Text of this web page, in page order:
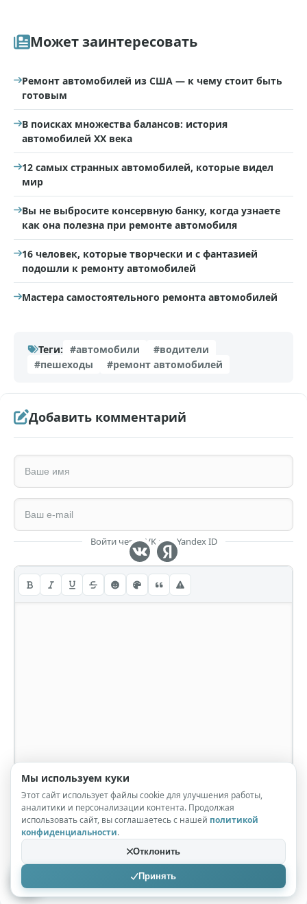
Может заинтересовать
Ремонт автомобилей из США — к чему стоит быть
готовым
В поисках множества балансов: история
автомобилей XX века
12 самых странных автомобилей, которые видел
мир
Вы не выбросите консервную банку, когда узнаете
как она полезна при ремонте автомобиля
16 человек, которые творчески и с фантазией
подошли к ремонту автомобилей
Мастера самостоятельного ремонта автомобилей
Теги: #автомобили
#водители
#пешеходы
#ремонт автомобилей
Добавить комментарий
Войти через VK или Yandex ID
Отправить
Мы используем куки
Этот сайт использует файлы cookie для улучшения работы,
аналитики и персонализации контента. Продолжая
использовать сайт, вы соглашаетесь с нашей политикой
конфиденциальности.
Отклонить
Принять